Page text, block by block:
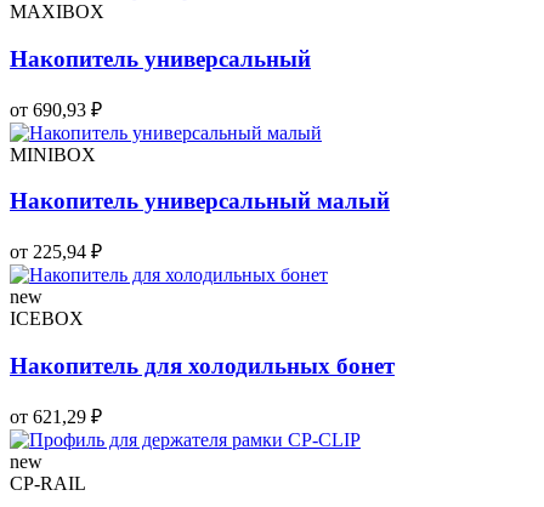
MAXIBOX
Накопитель универсальный
от 690,93 ₽
MINIBOX
Накопитель универсальный малый
от 225,94 ₽
new
ICEBOX
Накопитель для холодильных бонет
от 621,29 ₽
new
CP-RAIL